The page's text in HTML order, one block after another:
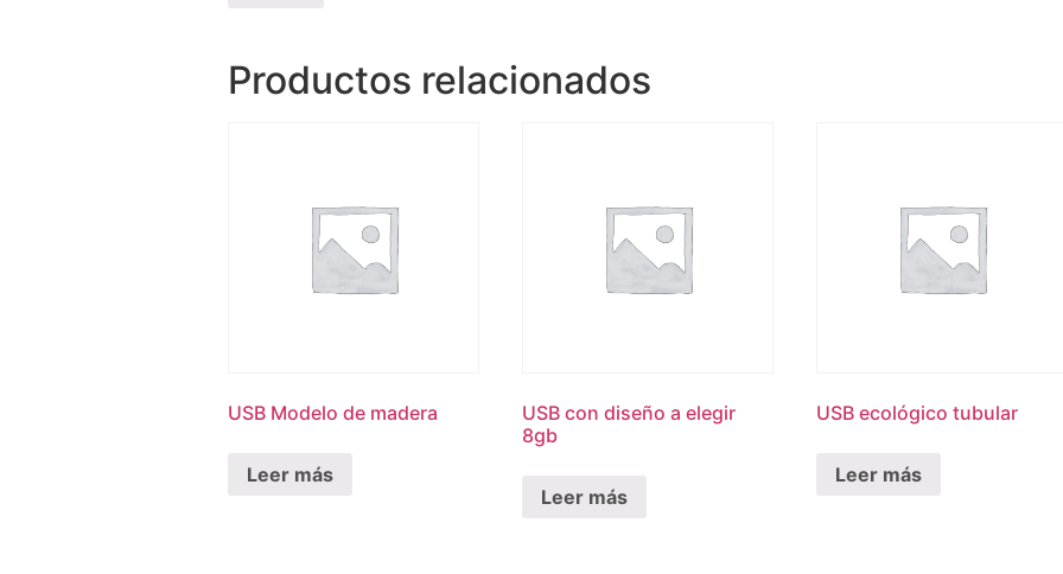
Productos relacionados
USB Modelo de madera
Leer más
USB con diseño a elegir
8gb
Leer más
USB ecológico tubular
Leer más